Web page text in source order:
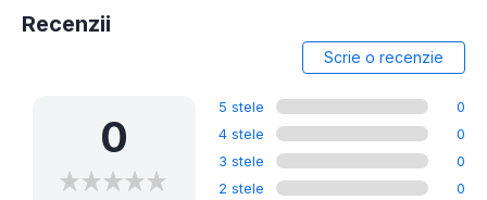
Recenzii
Scrie o recenzie
0
5 stele
0
4 stele
0
3 stele
0
2 stele
0